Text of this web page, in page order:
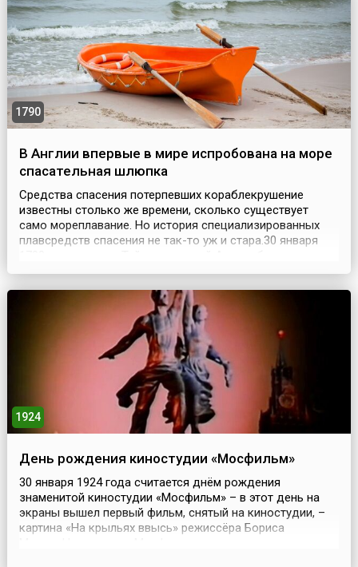
1790
В Англии впервые в мире испробована на море
спасательная шлюпка
Средства спасения потерпевших кораблекрушение
известны столько же времени, сколько существует
само мореплавание. Но история специализированных
плавсредств спасения не так-то уж и стара.30 января
испытана первая специализированная спасательная
«Ориджинал» (Original). Длина шлюпки составляла 30
1924
День рождения киностудии «Мосфильм»
30 января 1924 года считается днём рождения
знаменитой киностудии «Мосфильм» – в этот день на
экраны вышел первый фильм, снятый на киностудии, –
картина «На крыльях ввысь» режиссёра Бориса